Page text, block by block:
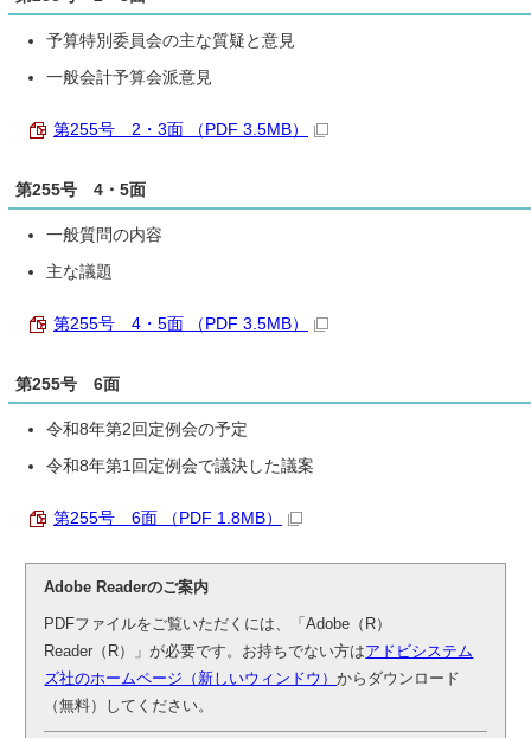
予算特別委員会の主な質疑と意見
一般会計予算会派意見
第255号 2・3面 （PDF 3.5MB）
第255号 4・5面
一般質問の内容
主な議題
第255号 4・5面 （PDF 3.5MB）
第255号 6面
令和8年第2回定例会の予定
令和8年第1回定例会で議決した議案
第255号 6面 （PDF 1.8MB）
Adobe Readerのご案内
PDFファイルをご覧いただくには、「Adobe（R）
Reader（R）」が必要です。お持ちでない方はアドビシステム
ズ社のホームページ（新しいウィンドウ）からダウンロード
（無料）してください。